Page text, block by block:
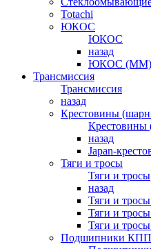
Totachi
ЮКОС
ЮКОС
назад
ЮКОС (ММ)
Трансмиссия
Трансмиссия
назад
Крестовины
назад
Japan-
Тяги и тросы
Тяги и тросы
назад
Тяги и тросы
Тяги и
Тяги и
Подшипники КПП